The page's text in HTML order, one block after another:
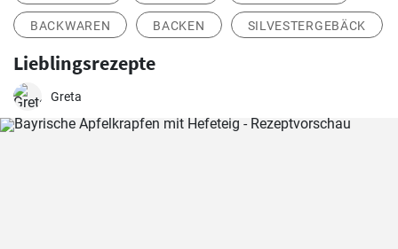
BACKWAREN BACKEN SILVESTERGEBÄCK
Lieblingsrezepte
Greta